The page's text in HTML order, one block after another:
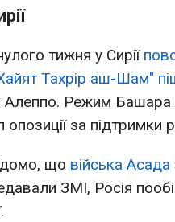
тижня у Сирії
Тахрір аш-Шам"
Алеппо. Режим Башара
опозиції за підтримки
що війська
ЗМІ, Росія